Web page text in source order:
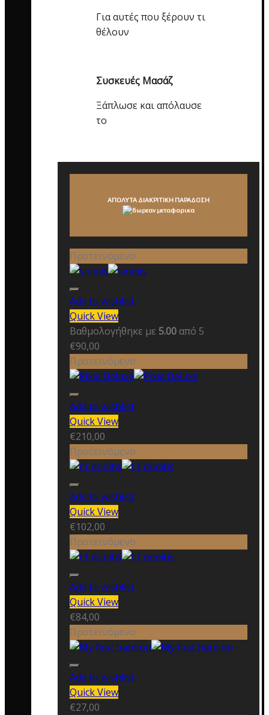
Για αυτές που ξέρουν τι
θέλουν
Συσκευές Μασάζ
Ξάπλωσε και απόλαυσε
το
ΑΠΟΛΥΤΑ ΔΙΑΚΡΙΤΙΚΗ ΠΑΡΑΔΟΣΗ
Προτεινόμενο
Add to wishlist
Quick View
Βαθμολογήθηκε με 5.00 από 5
€90,00
Προτεινόμενο
Add to wishlist
Quick View
€210,00
Προτεινόμενο
Add to wishlist
Quick View
€102,00
Προτεινόμενο
Add to wishlist
Quick View
€84,00
Προτεινόμενο
Add to wishlist
Quick View
€27,00